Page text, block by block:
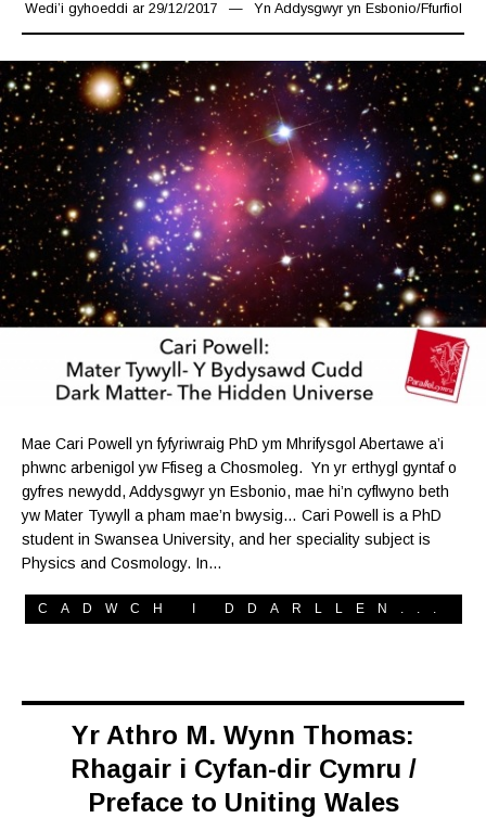
Wedi’i gyhoeddi ar 29/12/2017 10/02/2019
Yn Addysgwyr yn Esbonio/Ffurfiol
Mae Cari Powell yn fyfyriwraig PhD ym Mhrifysgol Abertawe a’i
phwnc arbenigol yw Ffiseg a Chosmoleg. Yn yr erthygl gyntaf o
gyfres newydd, Addysgwyr yn Esbonio, mae hi’n cyflwyno beth
yw Mater Tywyll a pham mae’n bwysig… Cari Powell is a PhD
student in Swansea University, and her speciality subject is
Physics and Cosmology. In…
CADWCH I DDARLLEN...
Yr Athro M. Wynn Thomas:
Rhagair i Cyfan-dir Cymru /
Preface to Uniting Wales